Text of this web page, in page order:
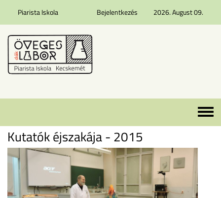
2026. August 09.
Piarista Iskola
Bejelentkezés
Toggle
Kutatók éjszakája - 2015